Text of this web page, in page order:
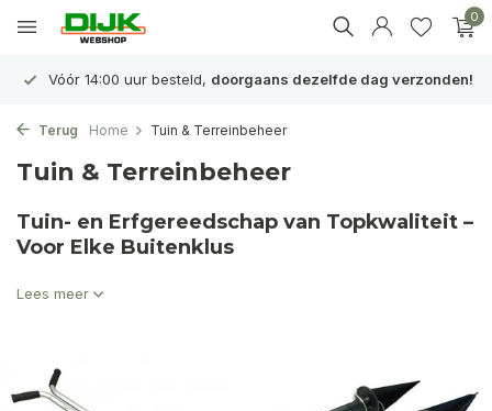
0
OfficieelHusqvarna Premium Dealerin
Terug Home Tuin & Terreinbeheer
Tuin & Terreinbeheer
Tuin- en Erfgereedschap van Topkwaliteit –
Voor Elke Buitenklus
Lees meer